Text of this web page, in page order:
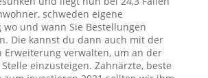
schweden eigene
und wann Sie Bestellungen
Die kannst du dann auch mit der
Erweiterung verwalten, um an der
einzusteigen. Zahnärzte, beste